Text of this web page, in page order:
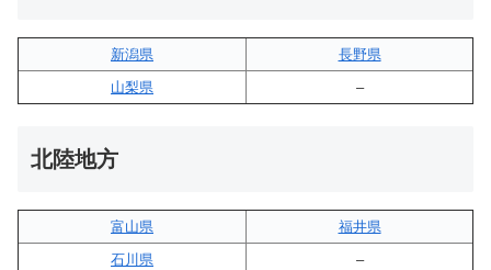
新潟県
長野県
山梨県
–
北陸地方
富山県
福井県
石川県
–